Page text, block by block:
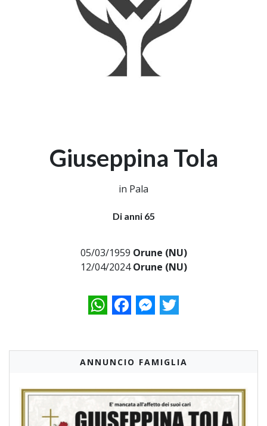
Giuseppina Tola
in Pala
Di anni 65
05/03/1959 Orune (NU)
12/04/2024Orune (NU)
WhatsAppFacebookMessenger
Twitter
ANNUNCIO FAMIGLIA